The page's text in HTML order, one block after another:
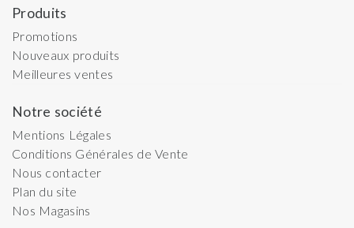
Produits
Promotions
Nouveaux produits
Meilleures ventes
Notre société
Mentions Légales
Conditions Générales de Vente
Nous contacter
Plan du site
Nos Magasins